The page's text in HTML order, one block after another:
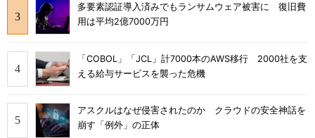
多要素認証導入済みでもランサムウェア被害に 復旧費
用は平均2億7000万円
「COBOL」「JCL」計7000本のAWS移行 2000社を支
える給与サービスを襲った危機
アスクルはなぜ侵害されたのか クラウドの安全神話を
崩す「例外」の正体